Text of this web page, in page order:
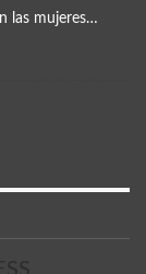
las mujeres…